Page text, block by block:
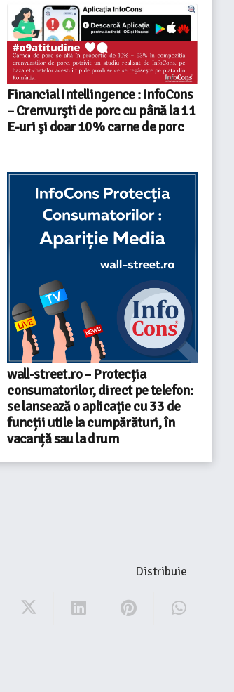
Financial Intellingence : InfoCons
– Crenvurşti de porc cu până la 11
E-uri şi doar 10% carne de porc
wall-street.ro – Protecția
consumatorilor, direct pe telefon:
se lansează o aplicație cu 33 de
funcții utile la cumpărături, în
vacanță sau la drum
Distribuie